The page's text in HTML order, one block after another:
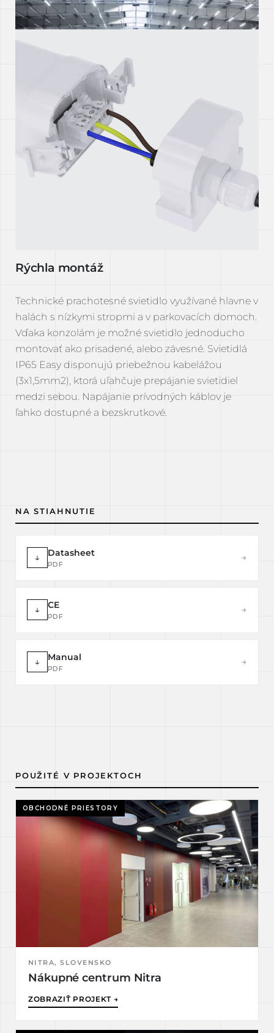
Rýchla montáž
Technické prachotesné svietidlo využívané hlavne v
halách s nízkymi stropmi a v parkovacích domoch.
Vďaka konzolám je možné svietidlo jednoducho
montovať ako prisadené, alebo závesné. Svietidlá
IP65 Easy disponujú priebežnou kabelážou
(3x1,5mm2), ktorá uľahčuje prepájanie svietidiel
medzi sebou. Napájanie prívodných káblov je
ľahko dostupné a bezskrutkové.
NA STIAHNUTIE
↓ Datasheet
PDF
→
↓ CE
PDF
→
↓ Manual
PDF
→
POUŽITÉ V PROJEKTOCH
OBCHODNÉ PRIESTORY
NITRA, SLOVENSKO
Nákupné centrum Nitra
ZOBRAZIŤ PROJEKT →